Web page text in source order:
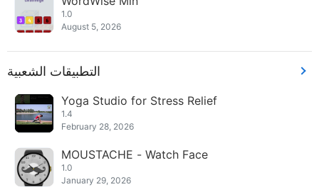
1.0
August 5, 2026
التطبيقات الشعبية
Yoga Studio for Stress Relief
1.4
February 28, 2026
MOUSTACHE - Watch Face
1.0
January 29, 2026